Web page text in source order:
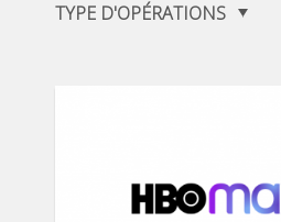
TYPE D'OPÉRATIONS